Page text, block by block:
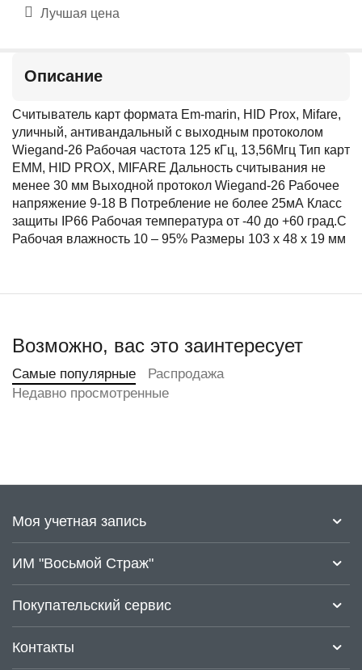
Лучшая цена
Описание
Считыватель карт формата Em-marin, HID Prox, Mifare,
уличный, антивандальный с выходным протоколом
Wiegand-26 Рабочая частота 125 кГц, 13,56Мгц Тип карт
EMM, HID PROX, MIFARE Дальность считывания не
менее 30 мм Выходной протокол Wiegand-26 Рабочее
напряжение 9-18 В Потребление не более 25мА Класс
защиты IP66 Рабочая температура от -40 до +60 град.С
Рабочая влажность 10 – 95% Размеры 103 х 48 х 19 мм
Возможно, вас это заинтересует
Самые популярные
Распродажа
Недавно просмотренные
Моя учетная запись
ИМ "Восьмой Страж"
Покупательский сервис
Контакты